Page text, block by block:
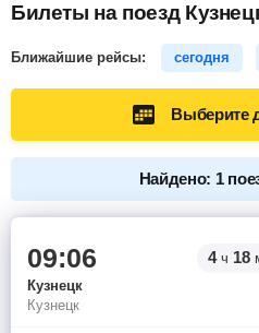
Билеты на поезд
Ближайшие рейсы: сегодня
Выберите
Найдено: 1
09:06 4ч 18
Кузнецк
Кузнецк